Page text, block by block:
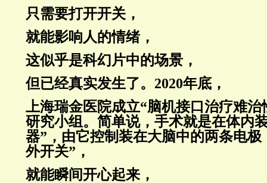
只需要打开开关，
就能影响人的情绪，
这似乎是科幻片中的场景，
但已经真实发生了。2020年底，
上海瑞金医院成立“脑机接口治疗难治
研究小组。简单说，手术就是在体内
器”，由它控制装在大脑中的两条电极
外开关”，
就能瞬间开心起来，‍‍